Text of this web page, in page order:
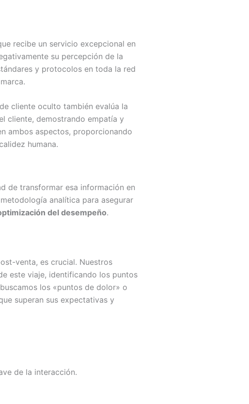
recibe un servicio excepcional en
su percepción de la
y protocolos en toda la red
cliente oculto también evalúa la
cliente, demostrando empatía y
ambos aspectos, proporcionando
humana.
de transformar esa información en
analítica para asegurar
del desempeño.
venta, es crucial. Nuestros
este viaje, identificando los puntos
los «puntos de dolor» o
superan sus expectativas y
de la interacción.